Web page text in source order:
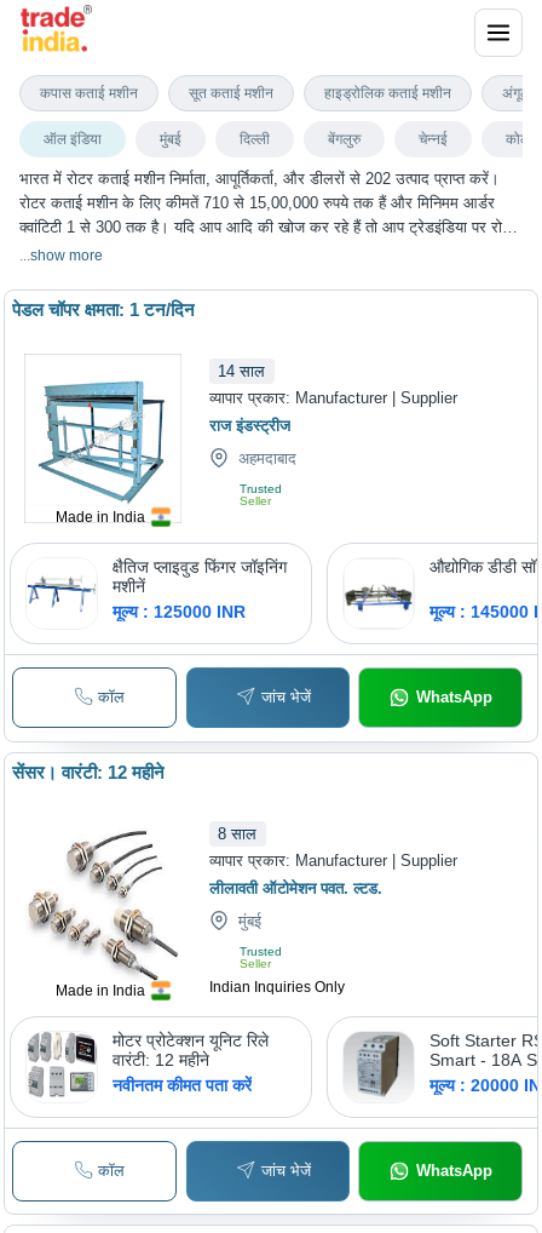
भारत में रोटर कताई मशीन निर्माता, आपूर्तिकर्ता, और डीलरों से 202 उत्पाद प्राप्त करें।
रोटर कताई मशीन के लिए कीमतें 710 से 15,00,000 रुपये तक हैं और मिनिमम आर्डर
क्वांटिटी 1 से 300 तक है। यदि आप आदि की खोज कर रहे हैं तो आप ट्रेडइंडिया पर रोटर
कताई मशीन के सबसे अच्छा विकल्प चुन सकते हैं। हम विभिन्न शहरों में रोटर कताई मशीन
शहर शामिल हैं।
...show more
ऑल इंडिया मुंबई दिल्ली बेंगलुरु चेन्नई
Made in India
पेडल चॉपर क्षमता: 1 टन/दिन
14 साल
व्यापार प्रकार: Manufacturer | Supplier
राज इंडस्ट्रीज
अहमदाबाद
Trusted
Seller
क्षैतिज प्लाइवुड फिंगर जॉइनिंग
मशीनें
मूल्य : 125000 INR
औद्योगिक डीडी
मूल्य : 145000
कॉल जांच भेजें WhatsApp
Made in India
सेंसर। वारंटी: 12 महीने
8 साल
व्यापार प्रकार: Manufacturer | Supplier
लीलावती ऑटोमेशन पवत. ल्टड.
मुंबई
Trusted
Seller
Indian Inquiries Only
मोटर प्रोटेक्शन यूनिट रिले
वारंटी: 12 महीने
नवीनतम कीमत पता करें
Soft Starter
Smart - 18A
Start/Stop
Protection,
Adjustable
Integrated
मूल्य : 20000
कॉल जांच भेजें WhatsApp
कपास कताई मशीन सूत कताई मशीन हाइड्रोलिक कताई मशीन अंगूठी